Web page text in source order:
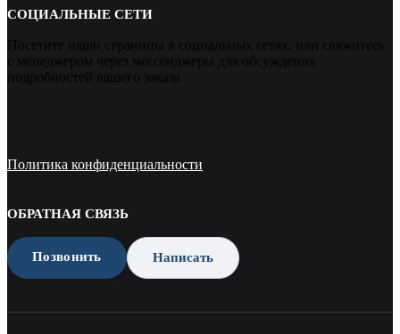
СОЦИАЛЬНЫЕ СЕТИ
Посетите наши страницы в социальных сетях, или свяжитесь
с менеджером через мессенджеры для обсуждения
подробностей вашего заказа
Политика конфиденциальности
ОБРАТНАЯ СВЯЗЬ
Позвонить Написать